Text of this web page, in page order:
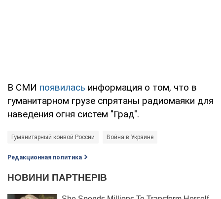
В СМИ появилась информация о том, что в
гуманитарном грузе спрятаны радиомаяки для
наведения огня систем "Град".
Гуманитарный конвой России Война в Украине
Редакционная политика